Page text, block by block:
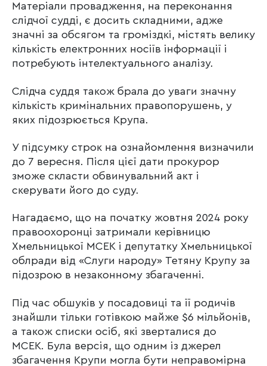
Матеріали провадження, на переконання
слідчої судді, є досить складними, адже
значні за обсягом та громіздкі, містять велику
кількість електронних носіїв інформації і
потребують інтелектуального аналізу.
Слідча суддя також брала до уваги значну
кількість кримінальних правопорушень, у
яких підозрюється Крупа.
У підсумку строк на ознайомлення визначили
до 7 вересня. Після цієї дати прокурор
зможе скласти обвинувальний акт і
скерувати його до суду.
Нагадаємо, що на початку жовтня 2024 року
правоохоронці затримали керівницю
Хмельницької МСЕК і депутатку Хмельницької
облради від «Слуги народу» Тетяну Крупу за
підозрою в незаконному збагаченні.
Під час обшуків у посадовиці та її родичів
знайшли тільки готівкою майже $6 мільйонів,
а також списки осіб, які зверталися до
МСЕК. Була версія, що одним із джерел
збагачення Крупи могла бути неправомірна